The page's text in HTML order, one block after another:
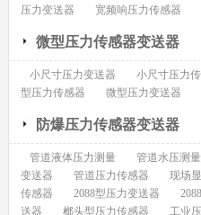
压力变送器
宽频响压力传感器
微型压力传感器变送器
小尺寸压力变送器 小尺寸压力
型压力传感器
微型压力变送器
防爆压力传感器变送器
管道液体压力测量 管道水压测量
变送器
管道压力传感器 现场
传感器
2088型压力变送器
送器
榔头型压力传感器 工业